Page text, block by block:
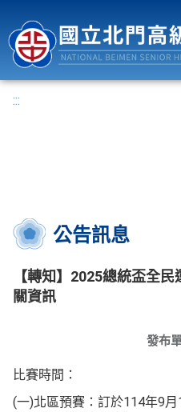
:::
公告訊息
【轉知】2025總統盃全
關資訊
發布
比賽時間：
(一)北區預賽：訂於114年9